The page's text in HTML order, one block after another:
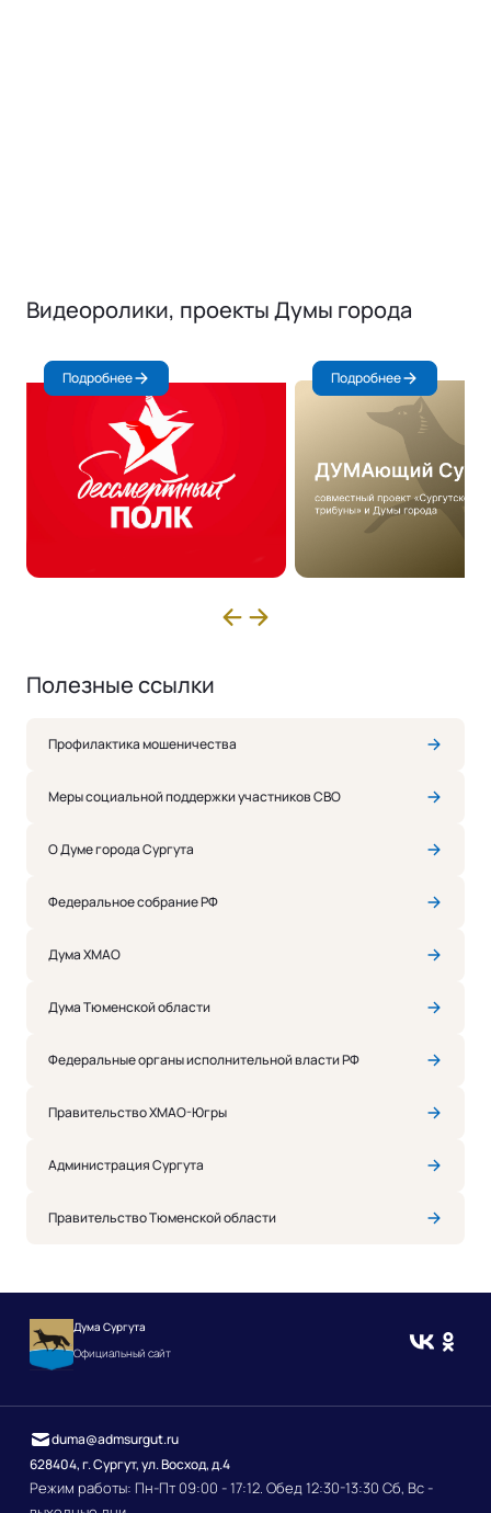
Видеоролики, проекты Думы города
Подробнее Подробнее
Полезные ссылки
Профилактика мошеничества
Меры социальной поддержки участников СВО
О Думе города Сургута
Федеральное собрание РФ
Дума ХМАО
Дума Тюменской области
Федеральные органы исполнительной власти РФ
Правительство ХМАО-Югры
Администрация Сургута
Правительство Тюменской области
Дума Сургута
Официальный сайт
628404, г. Сургут, ул. Восход, д.4
Режим работы: Пн-Пт 09:00 - 17:12. Обед 12:30-13:30 Сб, Вс -
duma@admsurgut.ru